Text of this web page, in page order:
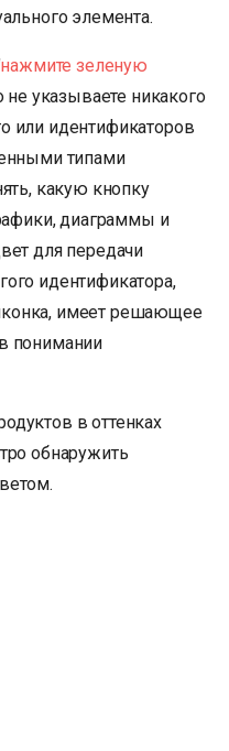
элемента.
нажмите зеленую
не указываете никакого
или идентификаторов
типами
какую кнопку
диаграммы и
для передачи
идентификатора,
иконка, имеет решающее
понимании
в оттенках
обнаружить